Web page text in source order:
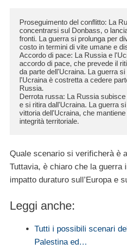
Proseguimento del conflitto: La
concentrarsi sul Donbass, o
fronti. La guerra si prolunga per
costo in termini di vite umane e
Accordo di pace: La Russia e
accordo di pace, che prevede il
da parte dell'Ucraina. La guerra
l'Ucraina è costretta a cedere
Russia.
Derrota russa: La Russia
e si ritira dall'Ucraina. La guerra
vittoria dell'Ucraina, che
integrità territoriale.
Quale scenario si verificherà è
Tuttavia, è chiaro che la guerra
impatto duraturo sull’Europa e
Leggi anche:
Tutti i possibili scenari
Palestina ed…